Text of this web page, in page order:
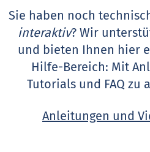
Sie haben noch
interaktiv? Wir
und bieten Ihnen hier
Hilfe-Bereich: Mit
Tutorials und FAQ zu
Anleitungen und